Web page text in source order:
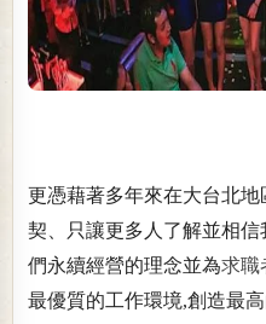
更憑藉著多年來在大台北
契、只讓更多人了解並相
們永續經營的理念並為求職
最優質的工作環境,創造最高